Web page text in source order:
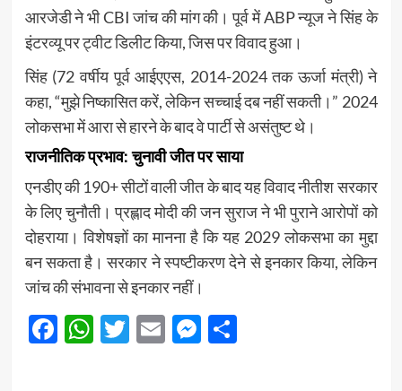
आरजेडी ने भी CBI जांच की मांग की। पूर्व में ABP न्यूज ने सिंह के
इंटरव्यू पर ट्वीट डिलीट किया, जिस पर विवाद हुआ।
सिंह (72 वर्षीय पूर्व आईएएस, 2014-2024 तक ऊर्जा मंत्री) ने
कहा, “मुझे निष्कासित करें, लेकिन सच्चाई दब नहीं सकती।” 2024
लोकसभा में आरा से हारने के बाद वे पार्टी से असंतुष्ट थे।
राजनीतिक प्रभाव: चुनावी जीत पर साया
एनडीए की 190+ सीटों वाली जीत के बाद यह विवाद नीतीश सरकार
के लिए चुनौती। प्रह्लाद मोदी की जन सुराज ने भी पुराने आरोपों को
दोहराया। विशेषज्ञों का मानना है कि यह 2029 लोकसभा का मुद्दा
बन सकता है। सरकार ने स्पष्टीकरण देने से इनकार किया, लेकिन
जांच की संभावना से इनकार नहीं।
Facebook
WhatsApp
Twitter
EmailMessenger
Share